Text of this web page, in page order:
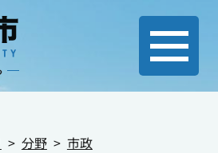
分野
市政